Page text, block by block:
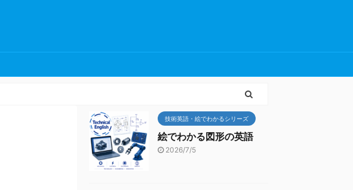
技術英語・絵でわかるシリーズ
絵でわかる図形の英語
2026/7/5